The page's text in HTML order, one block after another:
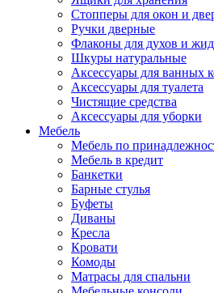
Стопперы для окон и
Ручки дверные
Флаконы для духов и
Шкуры натуральные
Аксессуары для ванных
Аксессуары для туалета
Чистящие средства
Аксессуары для уборки
Мебель
Мебель по
Мебель в кредит
Банкетки
Барные стулья
Буфеты
Диваны
Кресла
Кровати
Комоды
Матрасы для спальни